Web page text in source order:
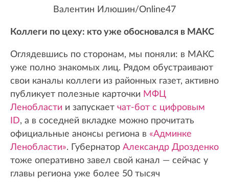
Валентин Илюшин/Online47
Коллеги по цеху: кто уже обосновался в МАКС
Оглядевшись по сторонам, мы поняли: в МАКС
уже полно знакомых лиц. Рядом обустраивают
свои каналы коллеги из районных газет, активно
публикует полезные карточки МФЦ
Ленобласти и запускает чат-бот с цифровым
ID, а в соседней вкладке можно прочитать
официальные анонсы региона в «Админке
Ленобласти». Губернатор Александр Дрозденко
тоже оперативно завел свой канал — сейчас у
главы региона уже более 50 тысяч